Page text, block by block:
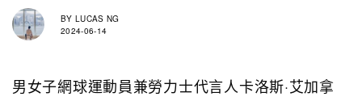
BY LUCAS NG
2024-06-14
男女子網球運動員兼勞力士代言人卡洛斯·艾加拿